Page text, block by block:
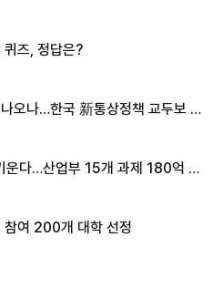
즈, 정답은?
오나…한국 新통상정책 교두보 활
운다…산업부 15개 과제 180억 지
참여 200개 대학 선정